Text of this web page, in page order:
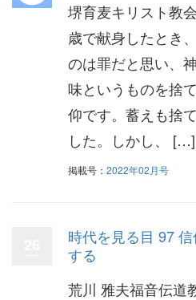
堺育麦キリスト
歳で献身したとき
のは罪だと思い、
味というものを捨
仰です。蓄えも捨
した。しかし、 […]
掲載号： 2022年02月号
時代を見る目 97
する
荒川 雅夫福音伝道